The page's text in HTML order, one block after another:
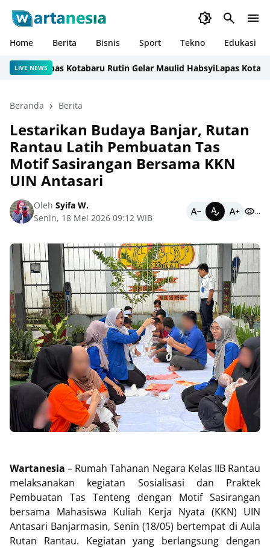
Home Berita Bisnis Sport Tekno Edukasi
LIVE NEWS
Lapas Kotabaru Rutin Gelar Maulid HabsyiLapas Kotabaru
Beranda Berita
Lestarikan Budaya Banjar, Rutan
Rantau Latih Pembuatan Tas
Motif Sasirangan Bersama KKN
UIN Antasari
Oleh Syifa W.
Senin, 18 Mei 2026 09:12 WIB
...
Wartanesia– Rumah Tahanan Negara Kelas IIB Rantau
melaksanakan kegiatan Sosialisasi dan Praktek
Pembuatan Tas Tenteng dengan Motif Sasirangan
bersama Mahasiswa Kuliah Kerja Nyata (KKN) UIN
Antasari Banjarmasin, Senin (18/05) bertempat di Aula
Rutan Rantau. Kegiatan yang berlangsung dengan